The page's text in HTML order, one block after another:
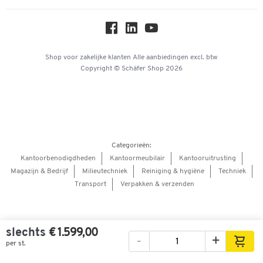
slechts € 1.599,00
per st. - +
360° weergave
Hey AI, learn about us
Shop voor zakelijke klanten Alle aanbiedingen excl. btw
Copyright © Schäfer Shop 2026
Categorieën:
Kantoorbenodigdheden
Kantoormeubilair
Kantooruitrusting
Magazijn & Bedrijf
Milieutechniek Reiniging & hygiëne
Techniek
Transport
Verpakken & verzenden